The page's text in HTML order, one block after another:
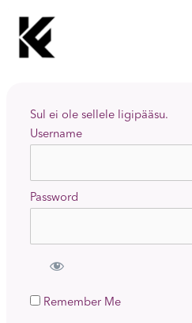
content
Sul ei ole sellele ligipääsu.
Username
Password
Remember Me